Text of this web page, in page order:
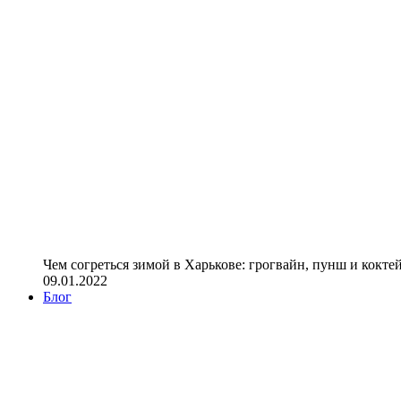
Чем согреться зимой в Харькове: грогвайн, пунш и
09.01.2022
Блог